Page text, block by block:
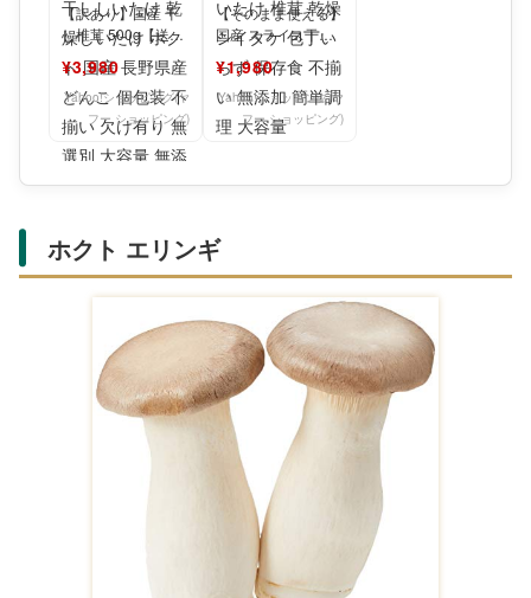
【訳あり】国産 干
し椎茸 500g【送料
無料】 100g×5個 干
ししいたけ 乾
¥3,980
Yahoo!ショッピング(ヤ
フー ショッピング)
【そのまま使える】
国産 スライス干し
椎茸 180g 訳アリ
しいたけ 椎茸 乾燥
¥1,980
Yahoo!ショッピング(ヤ
フー ショッピング)
ホクト エリンギ